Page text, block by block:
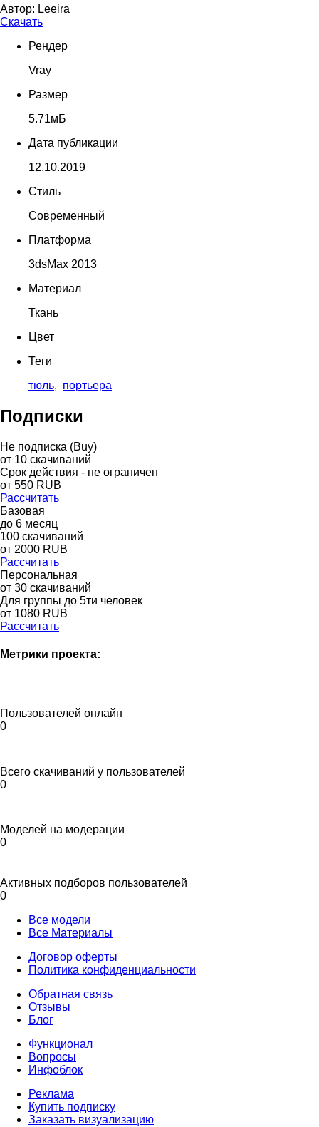
Автор: Leeira
Скачать
Рендер
Vray
Размер
5.71мБ
Дата публикации
12.10.2019
Стиль
Современный
Платформа
3dsMax 2013
Материал
Ткань
Цвет
Теги
тюль, портьера
Подписки
Не подписка (Buy)
от 10 скачиваний
Срок действия - не ограничен
от 550 RUB
Рассчитать
Базовая
до 6 месяц
100 скачиваний
от 2000 RUB
Рассчитать
Персональная
от 30 скачиваний
Для группы до 5ти человек
от 1080 RUB
Рассчитать
Метрики проекта:
Пользователей онлайн
0
Всего скачиваний у пользователей
0
Моделей на модерации
0
Активных подборов пользователей
0
Все модели
Все Материалы
Договор оферты
Политика конфиденциальности
Обратная связь
Отзывы
Блог
Функционал
Вопросы
Инфоблок
Реклама
Купить подписку
Заказать визуализацию